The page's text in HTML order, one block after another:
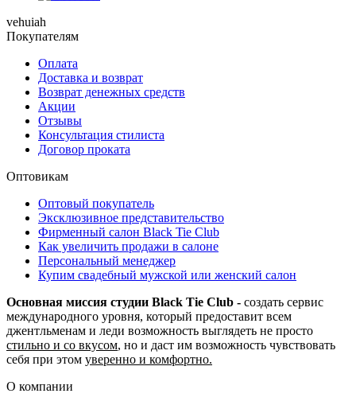
vehuiah
Покупателям
Оплата
Доставка и возврат
Возврат денежных средств
Акции
Отзывы
Консультация стилиста
Договор проката
Оптовикам
Оптовый покупатель
Эксклюзивное представительство
Фирменный салон Black Tie Club
Как увеличить продажи в салоне
Персональный менеджер
Купим свадебный мужской или женский салон
Основная миссия студии Black Tie Club - создать сервис
международного уровня, который предоставит всем
джентльменам и леди возможность выглядеть не просто
стильно и со вкусом, но и даст им возможность чувствовать
себя при этом уверенно и комфортно.
О компании